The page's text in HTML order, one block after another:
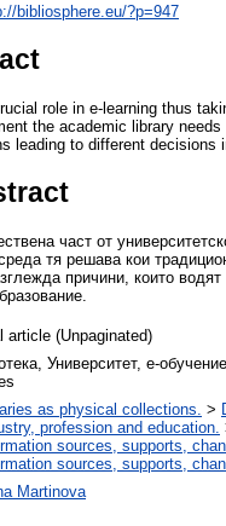
bibliosphere.eu/?p=947
role in e-learning thus
the academic library
leading to different
част от
тя решава кои
причини, които
article (Unpaginated)
Университет, е-
as physical collections. >
profession and education.
sources, supports,
sources, supports,
Martinova